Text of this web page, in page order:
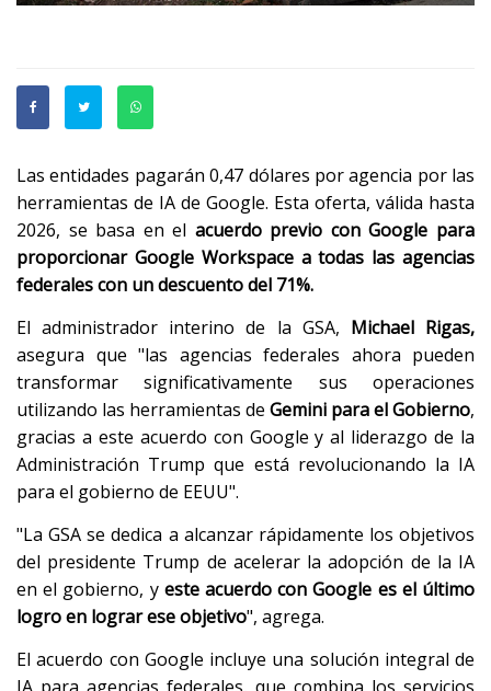
Las entidades pagarán 0,47 dólares por agencia por las
herramientas de IA de Google. Esta oferta, válida hasta
2026, se basa en el acuerdo previo con Google para
proporcionar Google Workspace a todas las agencias
federales con un descuento del 71%.
El administrador interino de la GSA, Michael Rigas,
asegura que "las agencias federales ahora pueden
transformar significativamente sus operaciones
utilizando las herramientas de Gemini para el Gobierno,
gracias a este acuerdo con Google y al liderazgo de la
Administración Trump que está revolucionando la IA
para el gobierno de EEUU".
"La GSA se dedica a alcanzar rápidamente los objetivos
del presidente Trump de acelerar la adopción de la IA
en el gobierno, y este acuerdo con Google es el último
logro en lograr ese objetivo", agrega.
El acuerdo con Google incluye una solución integral de
IA para agencias federales, que combina los servicios